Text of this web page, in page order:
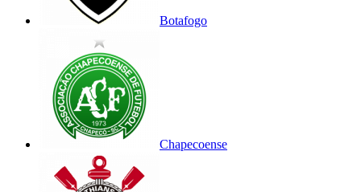
Botafogo
Chapecoense